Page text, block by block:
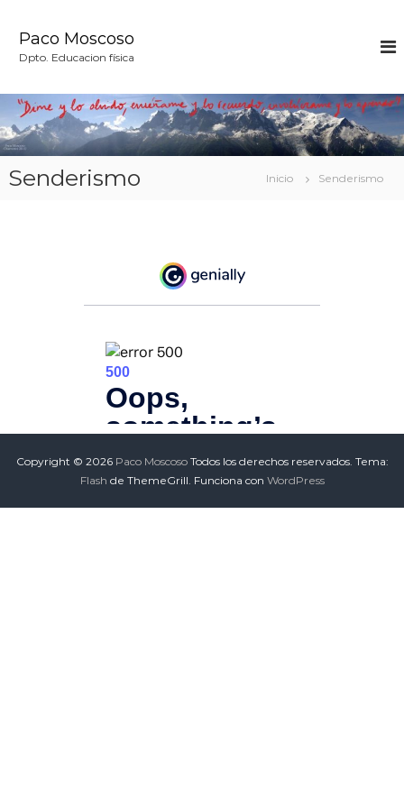
Paco Moscoso
Dpto. Educacion física
Senderismo Inicio Senderismo
Copyright © 2026 Paco MoscosoTodos los derechos reservados. Tema:
Flash de ThemeGrill. Funciona con WordPress